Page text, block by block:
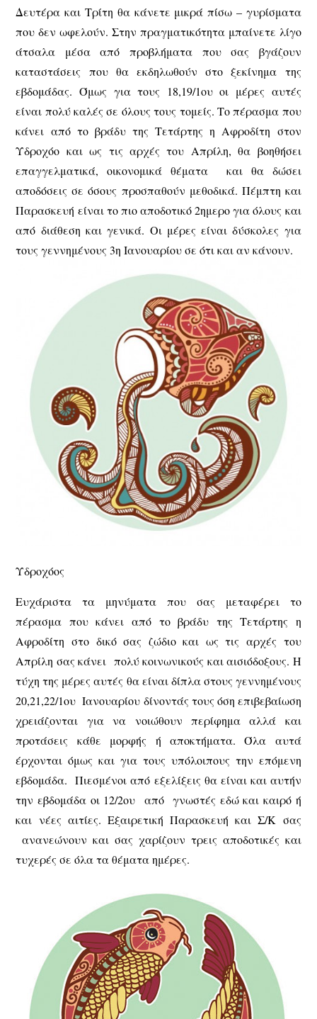
Δευτέρα και Τρίτη θα κάνετε μικρά πίσω – γυρίσματα
που δεν ωφελούν. Στην πραγματικότητα μπαίνετε λίγο
άτσαλα μέσα από προβλήματα που σας βγάζουν
καταστάσεις που θα εκδηλωθούν στο ξεκίνημα της
εβδομάδας. Όμως για τους 18,19/1ου οι μέρες αυτές
είναι πολύ καλές σε όλους τους τομείς. Το πέρασμα που
κάνει από το βράδυ της Τετάρτης η Αφροδίτη στον
Υδροχόο και ως τις αρχές του Απρίλη, θα βοηθήσει
επαγγελματικά, οικονομικά θέματα και θα δώσει
αποδόσεις σε όσους προσπαθούν μεθοδικά. Πέμπτη και
Παρασκευή είναι το πιο αποδοτικό 2ημερο για όλους και
από διάθεση και γενικά. Οι μέρες είναι δύσκολες για
τους γεννημένους 3η Ιανουαρίου σε ότι και αν κάνουν.
Υδροχόος
Ευχάριστα τα μηνύματα που σας μεταφέρει το
πέρασμα που κάνει από το βράδυ της Τετάρτης η
Αφροδίτη στο δικό σας ζώδιο και ως τις αρχές του
Απρίλη σας κάνει πολύ κοινωνικούς και αισιόδοξους. Η
τύχη της μέρες αυτές θα είναι δίπλα στους γεννημένους
20,21,22/1ου Ιανουαρίου δίνοντάς τους όση επιβεβαίωση
χρειάζονται για να νοιώθουν περίφημα αλλά και
προτάσεις κάθε μορφής ή αποκτήματα. Όλα αυτά
έρχονται όμως και για τους υπόλοιπους την επόμενη
εβδομάδα. Πιεσμένοι από εξελίξεις θα είναι και αυτήν
την εβδομάδα οι 12/2ου από γνωστές εδώ και καιρό ή
και νέες αιτίες. Εξαιρετική Παρασκευή και Σ/Κ σας
ανανεώνουν και σας χαρίζουν τρεις αποδοτικές και
τυχερές σε όλα τα θέματα ημέρες.